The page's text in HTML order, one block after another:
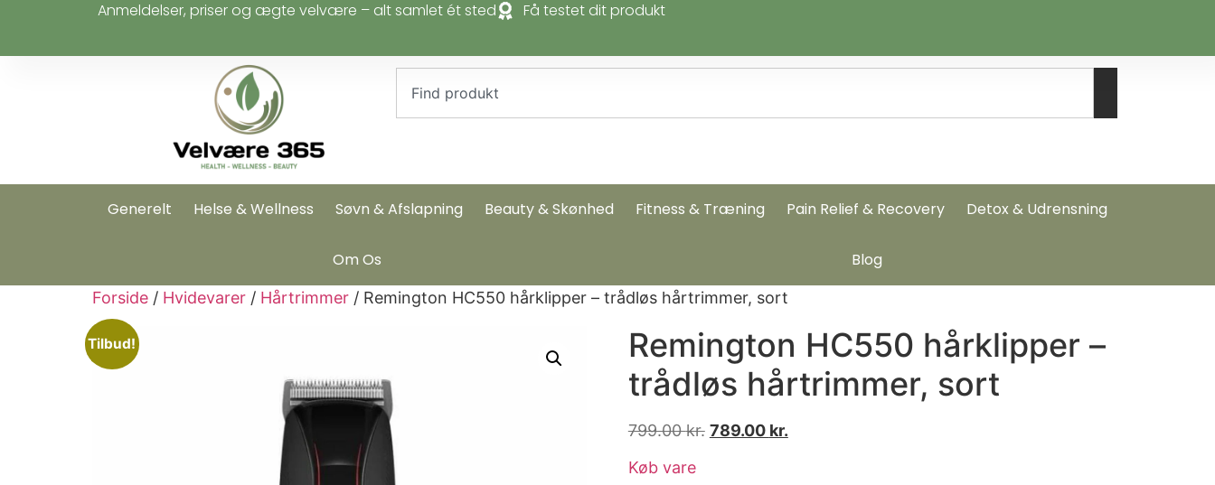
Anmeldelser, priser og ægte velvære – alt samlet ét sted Få testet dit produkt
Generelt Helse & Wellness Søvn & Afslapning Beauty & Skønhed Fitness & Træning Pain Relief & Recovery Detox & Udrensning
Om Os Blog
Forside / Hvidevarer / Hårtrimmer / Remington HC550 hårklipper – trådløs hårtrimmer, sort
Tilbud!
Remington HC550 hårklipper –
trådløs hårtrimmer, sort
799.00kr. 789.00 kr.
Køb vare